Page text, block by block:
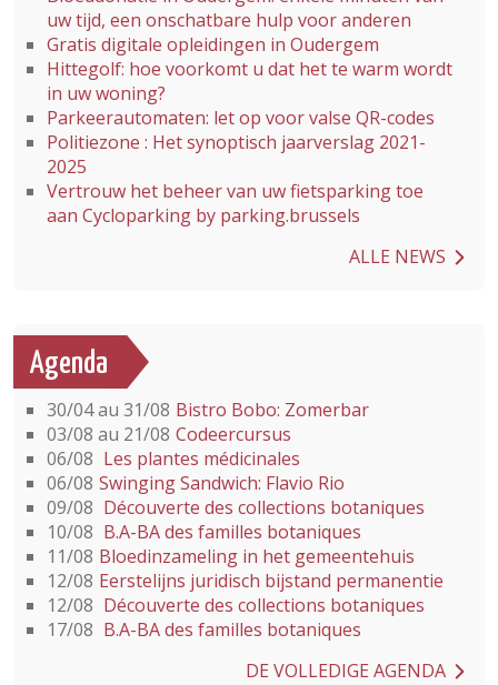
uw tijd, een onschatbare hulp voor anderen
Gratis digitale opleidingen in Oudergem
Hittegolf: hoe voorkomt u dat het te warm wordt
in uw woning?
Parkeerautomaten: let op voor valse QR-codes
Politiezone : Het synoptisch jaarverslag 2021-
2025
Vertrouw het beheer van uw fietsparking toe
aan Cycloparking by parking.brussels
ALLE NEWS
Agenda
30/04 au 31/08 Bistro Bobo: Zomerbar
03/08 au 21/08 Codeercursus
06/08 Les plantes médicinales
06/08 Swinging Sandwich: Flavio Rio
09/08 Découverte des collections botaniques
10/08 B.A-BA des familles botaniques
11/08 Bloedinzameling in het gemeentehuis
12/08 Eerstelijns juridisch bijstand permanentie
12/08 Découverte des collections botaniques
17/08 B.A-BA des familles botaniques
DE VOLLEDIGE AGENDA